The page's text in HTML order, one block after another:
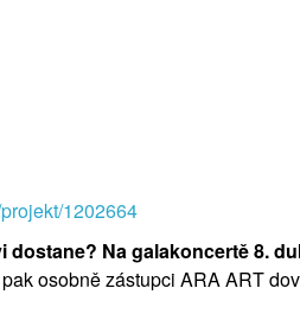
1202664
dostane? Na galakoncertě 8.
osobně zástupci ARA ART